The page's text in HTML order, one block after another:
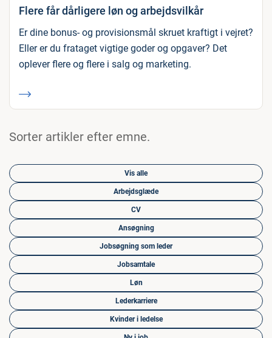
Flere får dårligere løn og arbejdsvilkår
Er dine bonus- og provisionsmål skruet kraftigt i vejret?
Eller er du frataget vigtige goder og opgaver? Det
oplever flere og flere i salg og marketing.
Sorter artikler efter emne.
Vis alle
Arbejdsglæde
CV
Ansøgning
Jobsøgning som leder
Jobsamtale
Løn
Lederkarriere
Kvinder i ledelse